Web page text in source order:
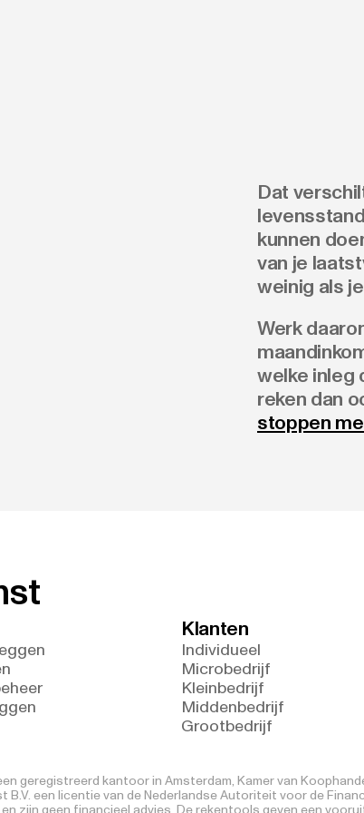
Dat
kunnen
van je
weinig als
Werk
welke inleg
reken dan
stoppen
Klanten
Individueel
Microbedrijf
Kleinbedrijf
Middenbedrijf
Grootbedrijf
geregistreerd kantoor in Amsterdam, Kamer van
een licentie van de Nederlandse Autoriteit voor de
zijn geen financieel advies. De rekentools geven een